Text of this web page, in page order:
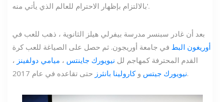
بالالتزام بإظهار الاحترام للعالم الذي يأتي منه'.
بعد أن غادر سبنسر مدرسة بيفرلي هيلز الثانوية ، ذهب للعب في
أوريغون البط في جامعة أوريجون. ثم حصل على الصياغة للعب كرة
القدم المحترفة كمهاجم لل نيويورك جاينتس ، ميامي دولفينز ،
نيويورك جيتس وكارولينا بانثرز حتى تقاعده في عام 2017.